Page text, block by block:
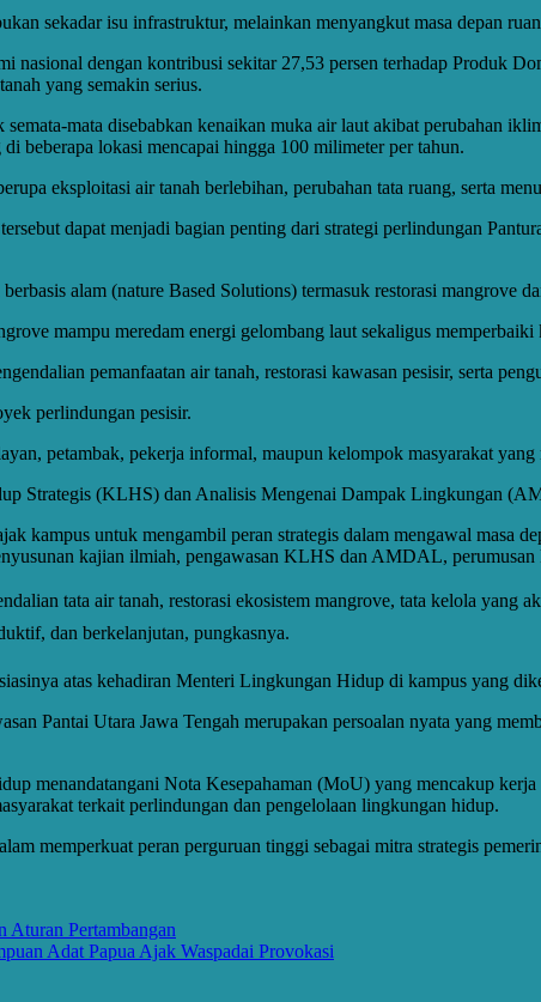
sekadar isu infrastruktur, melainkan menyangkut masa depan
nasional dengan kontribusi sekitar 27,53 persen terhadap Produk
yang semakin serius.
mata disebabkan kenaikan muka air laut akibat perubahan
beberapa lokasi mencapai hingga 100 milimeter per tahun.
eksploitasi air tanah berlebihan, perubahan tata ruang, serta
dapat menjadi bagian penting dari strategi perlindungan
alam (nature Based Solutions) termasuk restorasi mangrove
mampu meredam energi gelombang laut sekaligus
pemanfaatan air tanah, restorasi kawasan pesisir, serta
perlindungan pesisir.
petambak, pekerja informal, maupun kelompok masyarakat
Strategis (KLHS) dan Analisis Mengenai Dampak Lingkungan
kampus untuk mengambil peran strategis dalam mengawal masa
kajian ilmiah, pengawasan KLHS dan AMDAL, perumusan
tata air tanah, restorasi ekosistem mangrove, tata kelola yang
dan berkelanjutan, pungkasnya.
atas kehadiran Menteri Lingkungan Hidup di kampus yang
Pantai Utara Jawa Tengah merupakan persoalan nyata yang
menandatangani Nota Kesepahaman (MoU) yang mencakup
terkait perlindungan dan pengelolaan lingkungan hidup.
memperkuat peran perguruan tinggi sebagai mitra strategis
Aturan Pertambangan
Adat Papua Ajak Waspadai Provokasi